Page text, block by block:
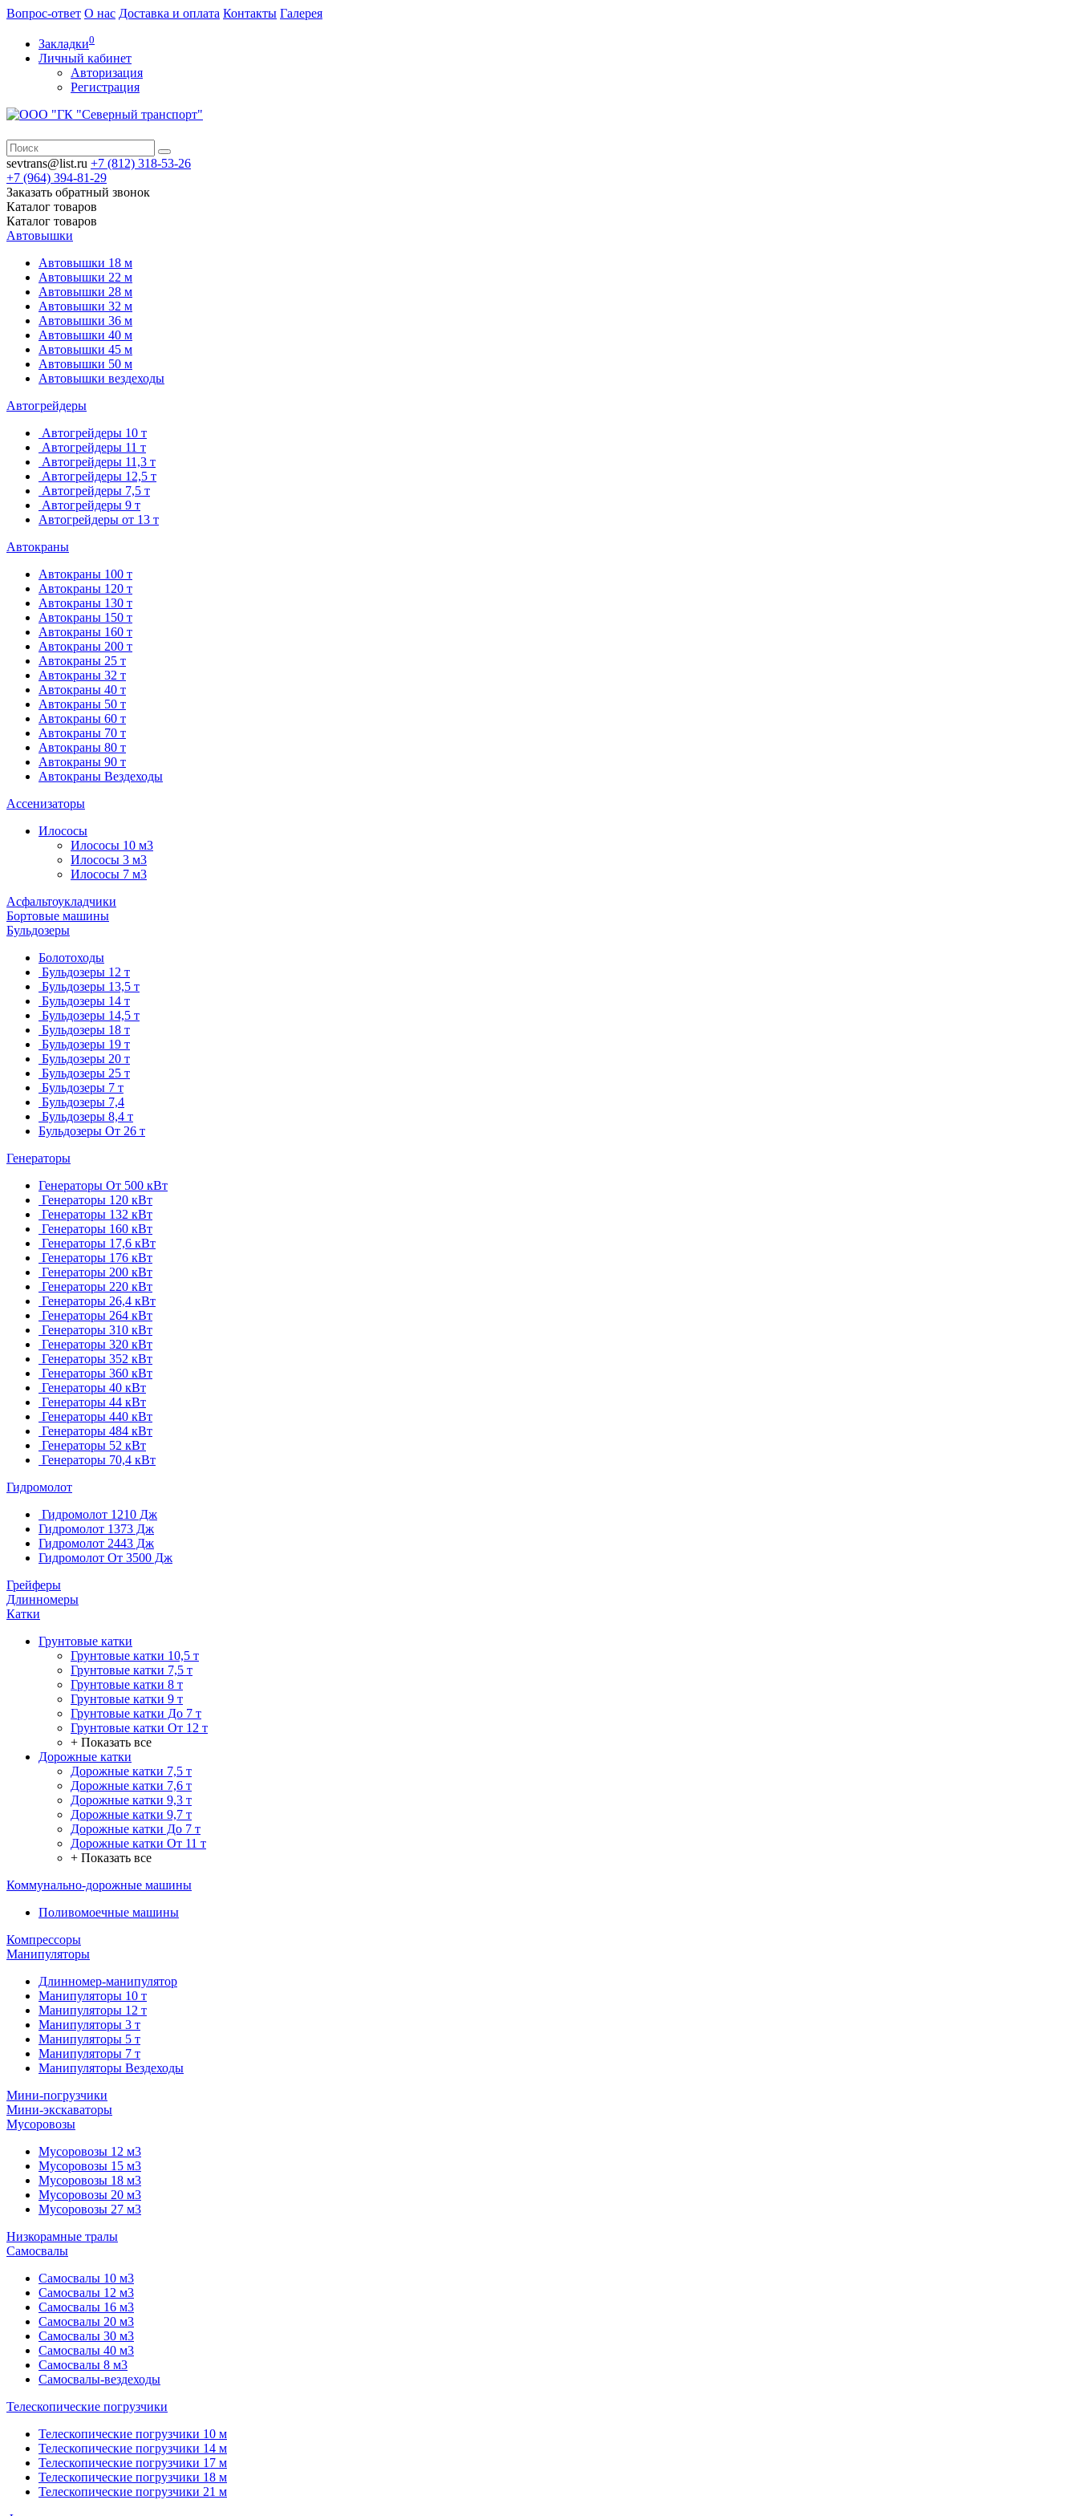
Вопрос-ответ О нас Доставка и оплата Контакты Галерея
Закладки0
Личный кабинет
Авторизация
Регистрация
sevtrans@list.ru +7 (812) 318-53-26
+7 (964) 394-81-29
Заказать обратный звонок
Каталог товаров
Каталог товаров
Автовышки
Автовышки 18 м
Автовышки 22 м
Автовышки 28 м
Автовышки 32 м
Автовышки 36 м
Автовышки 40 м
Автовышки 45 м
Автовышки 50 м
Автовышки вездеходы
Автогрейдеры
Автогрейдеры 10 т
Автогрейдеры 11 т
Автогрейдеры 11,3 т
Автогрейдеры 12,5 т
Автогрейдеры 7,5 т
Автогрейдеры 9 т
Автогрейдеры от 13 т
Автокраны
Автокраны 100 т
Автокраны 120 т
Автокраны 130 т
Автокраны 150 т
Автокраны 160 т
Автокраны 200 т
Автокраны 25 т
Автокраны 32 т
Автокраны 40 т
Автокраны 50 т
Автокраны 60 т
Автокраны 70 т
Автокраны 80 т
Автокраны 90 т
Автокраны Вездеходы
Ассенизаторы
Илососы
Илососы 10 м3
Илососы 3 м3
Илососы 7 м3
Асфальтоукладчики
Бортовые машины
Бульдозеры
Болотоходы
Бульдозеры 12 т
Бульдозеры 13,5 т
Бульдозеры 14 т
Бульдозеры 14,5 т
Бульдозеры 18 т
Бульдозеры 19 т
Бульдозеры 20 т
Бульдозеры 25 т
Бульдозеры 7 т
Бульдозеры 7,4
Бульдозеры 8,4 т
Бульдозеры От 26 т
Генераторы
Генераторы От 500 кВт
Генераторы 120 кВт
Генераторы 132 кВт
Генераторы 160 кВт
Генераторы 17,6 кВт
Генераторы 176 кВт
Генераторы 200 кВт
Генераторы 220 кВт
Генераторы 26,4 кВт
Генераторы 264 кВт
Генераторы 310 кВт
Генераторы 320 кВт
Генераторы 352 кВт
Генераторы 360 кВт
Генераторы 40 кВт
Генераторы 44 кВт
Генераторы 440 кВт
Генераторы 484 кВт
Генераторы 52 кВт
Генераторы 70,4 кВт
Гидромолот
Гидромолот 1210 Дж
Гидромолот 1373 Дж
Гидромолот 2443 Дж
Гидромолот От 3500 Дж
Грейферы
Длинномеры
Катки
Грунтовые катки
Грунтовые катки 10,5 т
Грунтовые катки 7,5 т
Грунтовые катки 8 т
Грунтовые катки 9 т
Грунтовые катки До 7 т
Грунтовые катки От 12 т
+ Показать все
Дорожные катки
Дорожные катки 7,5 т
Дорожные катки 7,6 т
Дорожные катки 9,3 т
Дорожные катки 9,7 т
Дорожные катки До 7 т
Дорожные катки От 11 т
+ Показать все
Коммунально-дорожные машины
Поливомоечные машины
Компрессоры
Манипуляторы
Длинномер-манипулятор
Манипуляторы 10 т
Манипуляторы 12 т
Манипуляторы 3 т
Манипуляторы 5 т
Манипуляторы 7 т
Манипуляторы Вездеходы
Мини-погрузчики
Мини-экскаваторы
Мусоровозы
Мусоровозы 12 м3
Мусоровозы 15 м3
Мусоровозы 18 м3
Мусоровозы 20 м3
Мусоровозы 27 м3
Низкорамные тралы
Самосвалы
Самосвалы 10 м3
Самосвалы 12 м3
Самосвалы 16 м3
Самосвалы 20 м3
Самосвалы 30 м3
Самосвалы 40 м3
Самосвалы 8 м3
Самосвалы-вездеходы
Телескопические погрузчики
Телескопические погрузчики 10 м
Телескопические погрузчики 14 м
Телескопические погрузчики 17 м
Телескопические погрузчики 18 м
Телескопические погрузчики 21 м